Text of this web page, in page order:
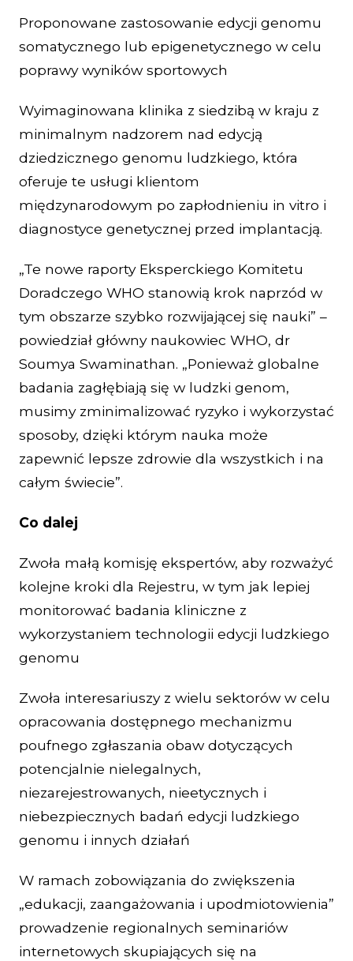
Proponowane zastosowanie edycji genomu
somatycznego lub epigenetycznego w celu
poprawy wyników sportowych
Wyimaginowana klinika z siedzibą w kraju z
minimalnym nadzorem nad edycją
dziedzicznego genomu ludzkiego, która
oferuje te usługi klientom
międzynarodowym po zapłodnieniu in vitro i
diagnostyce genetycznej przed implantacją.
„Te nowe raporty Eksperckiego Komitetu
Doradczego WHO stanowią krok naprzód w
tym obszarze szybko rozwijającej się nauki” –
powiedział główny naukowiec WHO, dr
Soumya Swaminathan. „Ponieważ globalne
badania zagłębiają się w ludzki genom,
musimy zminimalizować ryzyko i wykorzystać
sposoby, dzięki którym nauka może
zapewnić lepsze zdrowie dla wszystkich i na
całym świecie”.
Co dalej
Zwoła małą komisję ekspertów, aby rozważyć
kolejne kroki dla Rejestru, w tym jak lepiej
monitorować badania kliniczne z
wykorzystaniem technologii edycji ludzkiego
genomu
Zwoła interesariuszy z wielu sektorów w celu
opracowania dostępnego mechanizmu
poufnego zgłaszania obaw dotyczących
potencjalnie nielegalnych,
niezarejestrowanych, nieetycznych i
niebezpiecznych badań edycji ludzkiego
genomu i innych działań
W ramach zobowiązania do zwiększenia
„edukacji, zaangażowania i upodmiotowienia”
prowadzenie regionalnych seminariów
internetowych skupiających się na